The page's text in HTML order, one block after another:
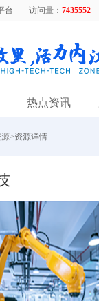
台 访问量： 7435552
热点资讯
>资源详情